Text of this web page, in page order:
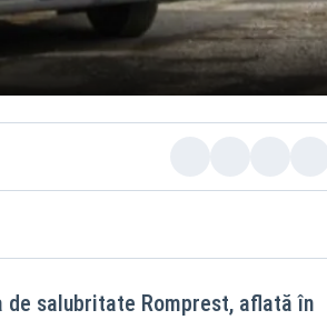
de salubritate Romprest, aflată în